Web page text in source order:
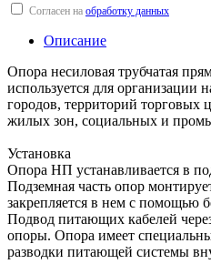
Согласен на обработку данных
Описание
Опора несиловая трубчатая
используется для организации
городов, территорий торговых
жилых зон, социальных и
Установка
Опора НП устанавливается в
Подземная часть опор
закрепляется в нем с помощью
Подвод питающих кабелей
опоры. Опора имеет
разводки питающей системы